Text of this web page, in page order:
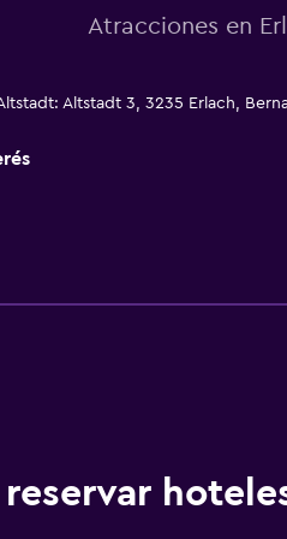
Atracciones en
Altstadt 3, 3235 Erlach,